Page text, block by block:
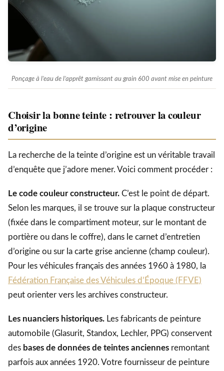
Ponçage à l’eau de l’apprêt garnissant au grain 600 avant mise en peinture
Choisir la bonne teinte : retrouver la couleur
d’origine
La recherche de la teinte d’origine est un véritable travail
d’enquête que j’adore mener. Voici comment procéder :
Le code couleur constructeur. C’est le point de départ.
Selon les marques, il se trouve sur la plaque constructeur
(fixée dans le compartiment moteur, sur le montant de
portière ou dans le coffre), dans le carnet d’entretien
d’origine ou sur la carte grise ancienne (champ couleur).
Pour les véhicules français des années 1960 à 1980, la
Fédération Française des Véhicules d’Époque (FFVE)
peut orienter vers les archives constructeur.
Les nuanciers historiques. Les fabricants de peinture
automobile (Glasurit, Standox, Lechler, PPG) conservent
des bases de données de teintes anciennes remontant
parfois aux années 1920. Votre fournisseur de peinture